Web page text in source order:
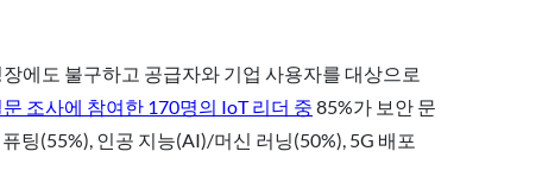
에도 불구하고 공급자와 기업 사용자를 대상으로
문 조사에 참여한 170명의 IoT 리더 중 85%가 보안 문
팅(55%), 인공 지능(AI)/머신 러닝(50%), 5G 배포